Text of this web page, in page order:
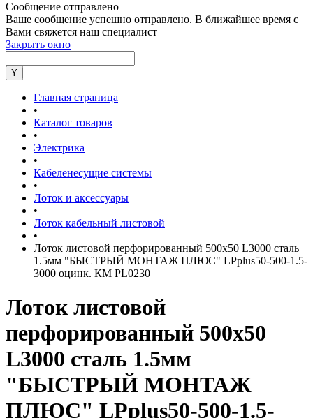
Сообщение отправлено
Ваше сообщение успешно отправлено. В ближайшее время с
Вами свяжется наш специалист
Закрыть окно
Главная страница
•
Каталог товаров
•
Электрика
•
Кабеленесущие системы
•
Лоток и аксессуары
•
Лоток кабельный листовой
•
Лоток листовой перфорированный 500х50 L3000 сталь
1.5мм "БЫСТРЫЙ МОНТАЖ ПЛЮС" LPplus50-500-1.5-
3000 оцинк. КМ PL0230
Лоток листовой
перфорированный 500х50
L3000 сталь 1.5мм
"БЫСТРЫЙ МОНТАЖ
ПЛЮС" LPplus50-500-1.5-